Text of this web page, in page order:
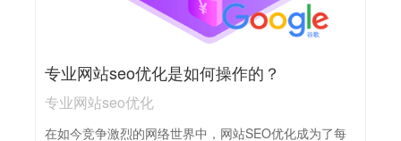
出一个固定的价格，需要根据具体情况进行评估和报
专业网站seo优化是如何操作的？
专业网站seo优化
在如今竞争激烈的网络世界中，网站SEO优化成为了每